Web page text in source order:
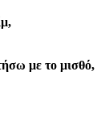
με το μισθό,